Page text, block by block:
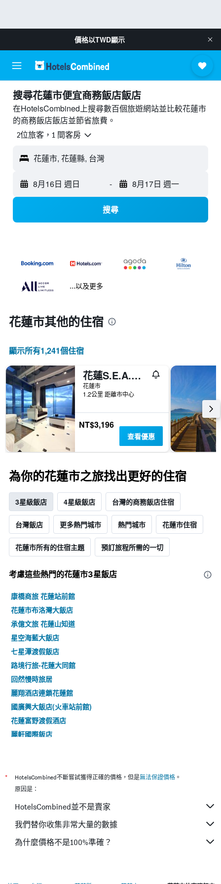
價格以TWD顯示
搜尋花蓮市​便宜商務飯店飯店
在HotelsCombined上搜尋數百個旅遊網站並比較花蓮市
的商務飯店飯店並節省旅費。
2位旅客，1 間客房
花蓮市, 花蓮縣, 台灣
8月16日 週日 - 8月17日 週一
搜尋
...以及更多
花蓮市​其他的住宿
顯示所有1,241​個住宿
花蓮S.E.A.民宿 藍海曙光
花蓮市
1.2公里 距離市中心
NT$3,196
查看優惠
為你的花蓮市之旅找出更好的住宿
3星級飯店 4星級飯店 台灣​的​商務飯店住宿
台灣飯店 更多熱門城市 熱門城市 花蓮市住宿
花蓮市所有的住宿主題 預訂旅程所需的一切
考慮這些熱門的花蓮市3星​飯店
康橋商旅 花蓮站前館
花蓮市布洛灣大飯店
承億文旅 花蓮山知道
星空海藍大飯店
七星潭渡假飯店
路境行旅-花蓮大同館
回然慢時旅居
麗翔酒店連鎖花蓮館
國廣興大飯店(火車站前館)
花蓮富野渡假酒店
麗軒國際飯店
花蓮福康飯店
麗格休閒飯店
路境行旅-花蓮站前館
雀客藏居花蓮林森
路境行旅-花蓮文化館
* HotelsCombined不斷嘗試獲得正確的價格，但是無法保證價格 。
原因是：
HotelsCombined並不是賣家
我們替你收集非常大量的數據
為什麼價格不是100%準確？